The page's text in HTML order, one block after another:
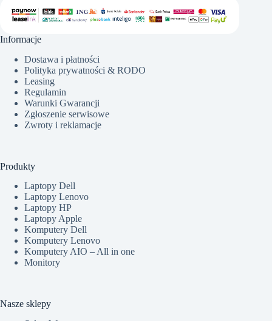
Informacje
Dostawa i płatności
Polityka prywatności & RODO
Leasing
Regulamin
Warunki Gwarancji
Zgłoszenie serwisowe
Zwroty i reklamacje
Produkty
Laptopy Dell
Laptopy Lenovo
Laptopy HP
Laptopy Apple
Komputery Dell
Komputery Lenovo
Komputery AIO – All in one
Monitory
Nasze sklepy